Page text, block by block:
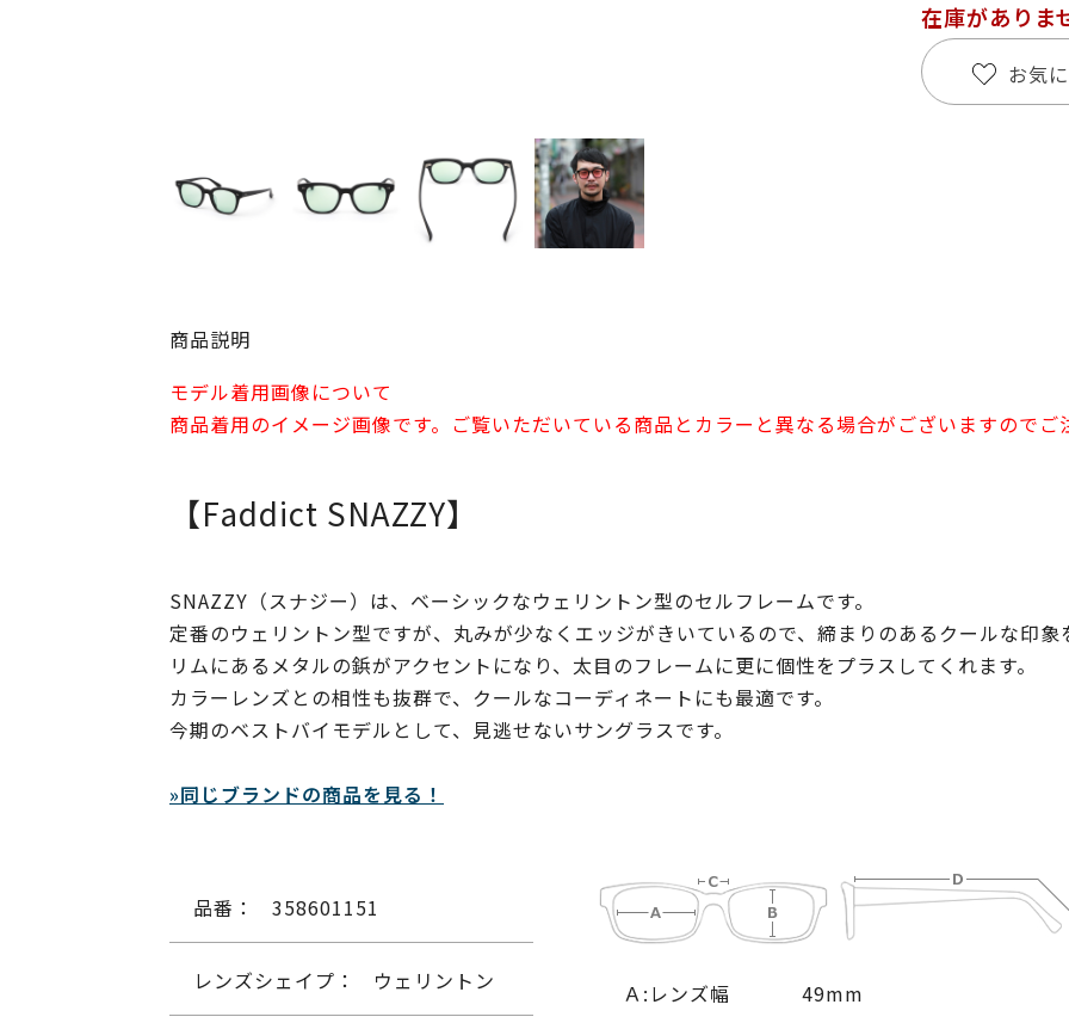
在庫がありま
お気
商品説明
モデル着用画像について
商品着用のイメージ画像です。ご覧いただいている商品とカラーと異なる場合がございますのでご
【Faddict SNAZZY】
SNAZZY（スナジー）は、ベーシックなウェリントン型のセルフレームです。
定番のウェリントン型ですが、丸みが少なくエッジがきいているので、締まりのあるクールな印象
リムにあるメタルの鋲がアクセントになり、太目のフレームに更に個性をプラスしてくれます。
カラーレンズとの相性も抜群で、クールなコーディネートにも最適です。
今期のベストバイモデルとして、見逃せないサングラスです。
»同じブランドの商品を見る！
品番： 358601151
レンズシェイプ： ウェリントン Ａ:レンズ幅 49mm